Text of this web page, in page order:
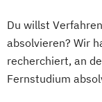
Du willst
absolvieren? Wir
recherchiert, an
Fernstudium